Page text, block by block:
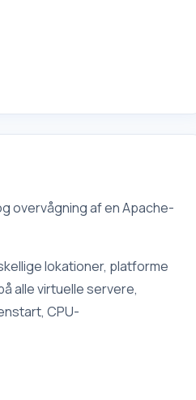
overvågning af en Apache-
lokationer, platforme
alle virtuelle servere,
CPU-